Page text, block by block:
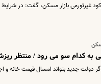
غیرتورمی بازار مسکن، گفت: در
به کدام سو می رود / منتظر
جدید بتواند امسال قیمت خانه و